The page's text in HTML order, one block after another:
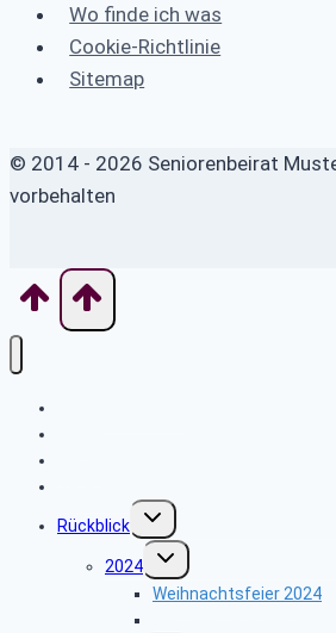
Wo finde ich was
Cookie-Richtlinie
Sitemap
© 2014 - 2026 Seniorenbeirat
vorbehalten
Rückblick
Untermenü
umschalten
2024
Untermenü
umschalten
Weihnachtsfeier 2024